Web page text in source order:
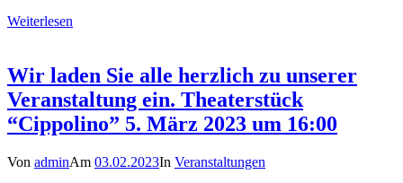
Weiterlesen
Wir laden Sie alle herzlich zu unserer
Veranstaltung ein. Theaterstück
“Cippolino” 5. März 2023 um 16:00
Von adminAm 03.02.2023In Veranstaltungen